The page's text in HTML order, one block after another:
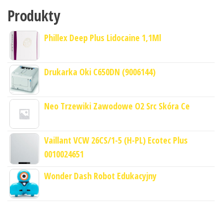
Produkty
Phillex Deep Plus Lidocaine 1,1Ml
Drukarka Oki C650DN (9006144)
Neo Trzewiki Zawodowe O2 Src Skóra Ce
Vaillant VCW 26CS/1-5 (H-PL) Ecotec Plus
0010024651
Wonder Dash Robot Edukacyjny